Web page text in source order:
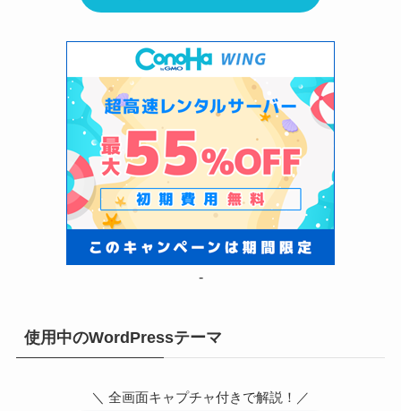
-
使用中のWordPressテーマ
＼ 全画面キャプチャ付きで解説！／